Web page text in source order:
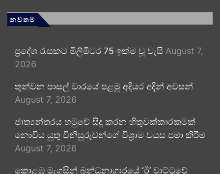
නවතම
ප්‍රදේශ රැසකට මිලිමීටර 75 ඉක්ම වූ වැසි August 7,
2026
තුන්වන පාසල් වාරයේ පළමු අදියර අදින් අවසන්
August 7, 2026
ජාත්‍යන්තරය හමුවේ සිදු කරන හිතුවක්කාරකමක්
නොවිය යුතු විනිසුරුවන්ගේ විශ්‍රාම වයස පමා කිරීම
August 7, 2026
කොළඹ මැගසින් බන්ධනාගාරයේ ‘ඊ’ වාට්ටුවේ